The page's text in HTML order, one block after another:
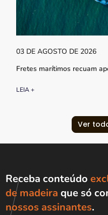
03 DE AGOSTO DE 2026
Fretes marítimos recuam
LEIA +
Ver
Receba conteúdo
de madeira que só
nossos assinantes.